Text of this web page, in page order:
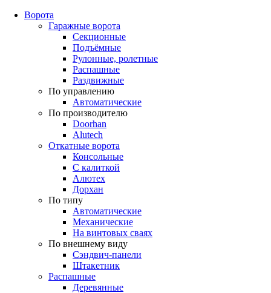
Ворота
Гаражные ворота
Секционные
Подъёмные
Рулонные, ролетные
Распашные
Раздвижные
По управлению
Автоматические
По производителю
Doorhan
Alutech
Откатные ворота
Консольные
С калиткой
Алютех
Дорхан
По типу
Автоматические
Механические
На винтовых сваях
По внешнему виду
Сэндвич-панели
Штакетник
Распашные
Деревянные